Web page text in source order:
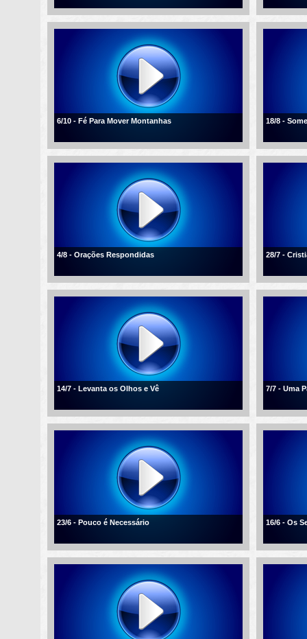
6/10 - Fé Para Mover Montanhas 18/8 -
4/8 - Orações Respondidas 28/7 -
14/7 - Levanta os Olhos e Vê 7/7 - Uma
23/6 - Pouco é Necessário 16/6 - Os